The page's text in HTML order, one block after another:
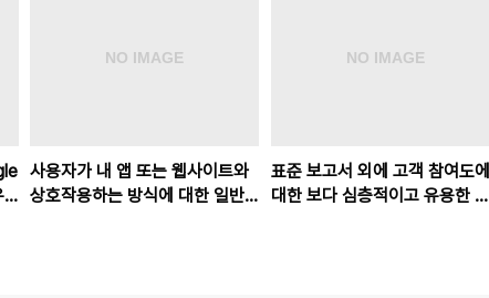
사용자가 내 앱 또는 웹사이트와
상호작용하는 방식에 대한 일반
표준 보고서 외에 고객 참여도에
대한 보다 심층적이고 유용한 정